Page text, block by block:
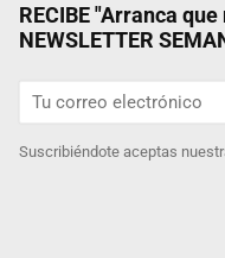
RECIBE "Arranca
NEWSLETTER
Suscribiéndote aceptas